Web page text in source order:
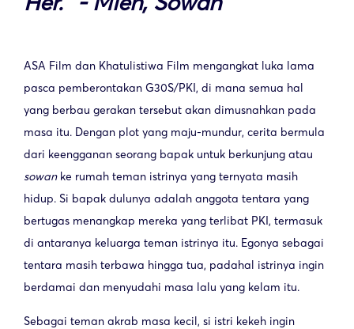
ASA Film dan Khatulistiwa Film mengangkat luka lama
pasca pemberontakan G30S/PKI, di mana semua hal
yang berbau gerakan tersebut akan dimusnahkan pada
masa itu. Dengan plot yang maju-mundur, cerita bermula
dari keengganan seorang bapak untuk berkunjung atau
sowanke rumah teman istrinya yang ternyata masih
hidup. Si bapak dulunya adalah anggota tentara yang
bertugas menangkap mereka yang terlibat PKI, termasuk
di antaranya keluarga teman istrinya itu. Egonya sebagai
tentara masih terbawa hingga tua, padahal istrinya ingin
berdamai dan menyudahi masa lalu yang kelam itu.
Sebagai teman akrab masa kecil, si istri kekeh ingin